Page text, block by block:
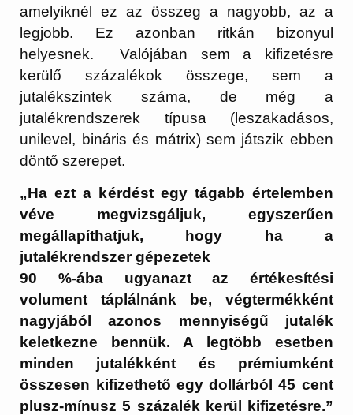
amelyiknél ez az összeg a nagyobb, az a
legjobb. Ez azonban ritkán bizonyul
helyesnek. Valójában sem a kifizetésre
kerülő százalékok összege, sem a
jutalékszintek száma, de még a
jutalékrendszerek típusa (leszakadásos,
unilevel, bináris és mátrix) sem játszik ebben
döntő szerepet.
„Ha ezt a kérdést egy tágabb értelemben
véve megvizsgáljuk, egyszerűen
megállapíthatjuk, hogy ha a
jutalékrendszer gépezetek
90 %-ába ugyanazt az értékesítési
volument táplálnánk be, végtermékként
nagyjából azonos mennyiségű jutalék
keletkezne bennük. A legtöbb esetben
minden jutalékként és prémiumként
összesen kifizethető egy dollárból 45 cent
plusz-mínusz 5 százalék kerül kifizetésre.”